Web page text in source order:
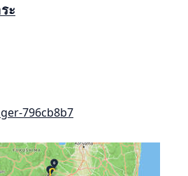
ะ
796cb8b7